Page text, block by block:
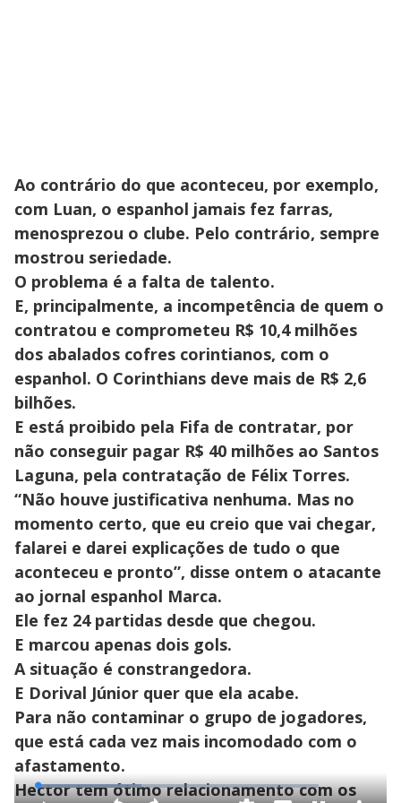
Ao contrário do que aconteceu, por exemplo,
com Luan, o espanhol jamais fez farras,
menosprezou o clube. Pelo contrário, sempre
mostrou seriedade.
O problema é a falta de talento.
E, principalmente, a incompetência de quem o
contratou e comprometeu R$ 10,4 milhões
dos abalados cofres corintianos, com o
espanhol. O Corinthians deve mais de R$ 2,6
bilhões.
E está proibido pela Fifa de contratar, por
não conseguir pagar R$ 40 milhões ao Santos
Laguna, pela contratação de Félix Torres.
“Não houve justificativa nenhuma. Mas no
momento certo, que eu creio que vai chegar,
falarei e darei explicações de tudo o que
aconteceu e pronto”, disse ontem o atacante
ao jornal espanhol Marca.
Ele fez 24 partidas desde que chegou.
E marcou apenas dois gols.
A situação é constrangedora.
E Dorival Júnior quer que ela acabe.
Para não contaminar o grupo de jogadores,
que está cada vez mais incomodado com o
afastamento.
Hector tem ótimo relacionamento com os
L
o